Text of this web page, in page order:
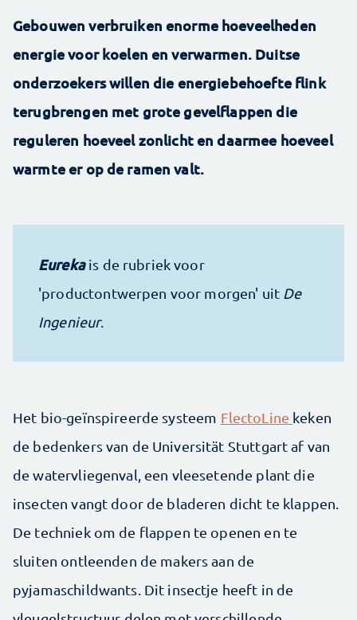
Gebouwen verbruiken enorme hoeveelheden
energie voor koelen en verwarmen. Duitse
onderzoekers willen die energiebehoefte flink
terugbrengen met grote gevelflappen die
reguleren hoeveel zonlicht en daarmee hoeveel
warmte er op de ramen valt.
Eurekais de rubriek voor
'productontwerpen voor morgen' uit De
Ingenieur.
Het bio-geïnspireerde systeem FlectoLine keken
de bedenkers van de Universität Stuttgart af van
de watervliegenval, een vleesetende plant die
insecten vangt door de bladeren dicht te klappen.
De techniek om de flappen te openen en te
sluiten ontleenden de makers aan de
pyjamaschildwants. Dit insectje heeft in de